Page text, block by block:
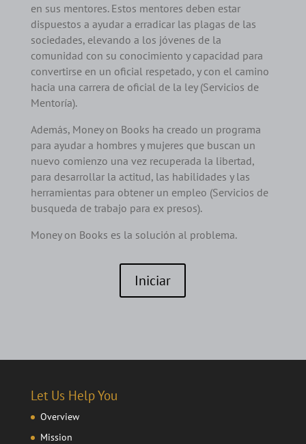
en sus mentores. Estos mentores deben estar
dispuestos a ayudar a erradicar las plagas de las
sociedades, elevando a los jóvenes de la
comunidad con su conocimiento y capacidad para
convertirse en un oficial respetado, y con el camino
hacia una carrera de oficial de la ley (Servicios de
Mentoría).
Además, Money on Books ha creado un programa
para ayudar a hombres y mujeres que buscan un
nuevo comienzo una vez recuperada la libertad,
para desarrollar la actitud, las habilidades y las
herramientas para obtener un empleo (Servicios de
busqueda de trabajo para ex presos).
Money on Books es la solución al problema.
Iniciar
Let Us Help You
Overview
Mission